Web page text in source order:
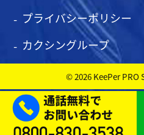
プライバシーポリシー
カクシングループ
© 2026 KeePer PRO